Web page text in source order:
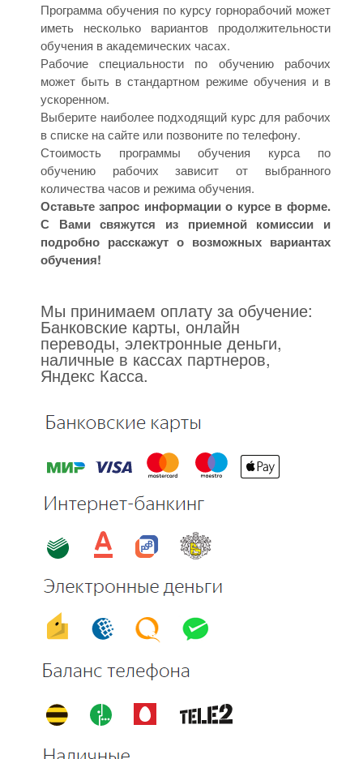
Программа обучения по курсу горнорабочий может
иметь несколько вариантов продолжительности
обучения в академических часах.
Рабочие специальности по обучению рабочих
может быть в стандартном режиме обучения и в
ускоренном.
Выберите наиболее подходящий курс для рабочих
в списке на сайте или позвоните по телефону.
Стоимость программы обучения курса по
обучению рабочих зависит от выбранного
количества часов и режима обучения.
Оставьте запрос информации о курсе в форме.
С Вами свяжутся из приемной комиссии и
подробно расскажут о возможных вариантах
обучения!
Мы принимаем оплату за обучение:
Банковские карты, онлайн
переводы, электронные деньги,
наличные в кассах партнеров,
Яндекс Касса.